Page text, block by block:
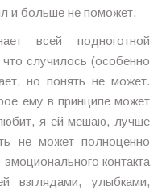
и больше не поможет.
всей подноготной
случилось (особенно
но понять не может.
ему в принципе может
я ей мешаю, лучше
не может полноценно
контакта
улыбками,